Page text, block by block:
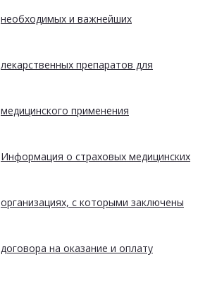
необходимых и важнейших
лекарственных препаратов для
медицинского применения
Информация о страховых медицинских
организациях, с которыми заключены
договора на оказание и оплату